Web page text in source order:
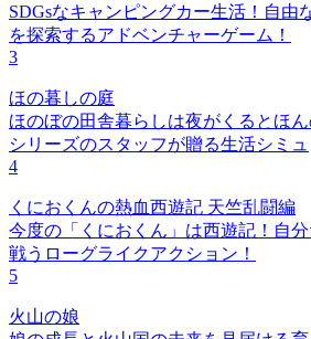
SDGsなキャンピングカー生活！自由
を探索するアドベンチャーゲーム！
3
ほの暮しの庭
ほのぼの田舎暮らしは夜がくるとほん
シリーズのスタッフが贈る生活シミュ
4
くにおくんの熱血西遊記 天竺乱闘編
今度の「くにおくん」は西遊記！自
戦うローグライクアクション！
5
火山の娘